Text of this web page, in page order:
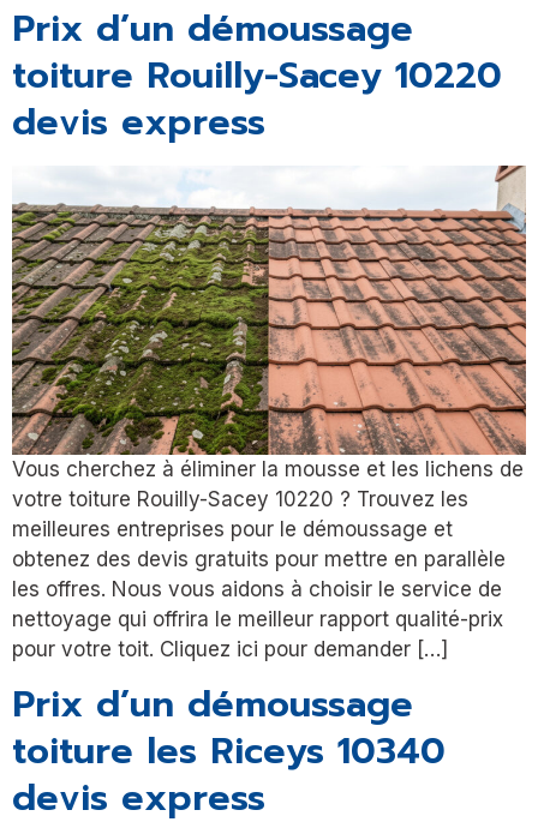
Prix d’un démoussage
toiture Rouilly-Sacey 10220
devis express
Vous cherchez à éliminer la mousse et les lichens de
votre toiture Rouilly-Sacey 10220 ? Trouvez les
meilleures entreprises pour le démoussage et
obtenez des devis gratuits pour mettre en parallèle
les offres. Nous vous aidons à choisir le service de
nettoyage qui offrira le meilleur rapport qualité-prix
pour votre toit. Cliquez ici pour demander […]
Prix d’un démoussage
toiture les Riceys 10340
devis express